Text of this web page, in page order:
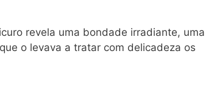
revela uma bondade irradiante, uma
o levava a tratar com delicadeza os